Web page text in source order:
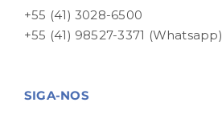
+55 (41) 3028-6500
+55 (41) 98527-3371 (Whatsapp)
SIGA-NOS